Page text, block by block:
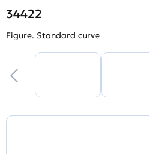
34422
Figure. Standard curve